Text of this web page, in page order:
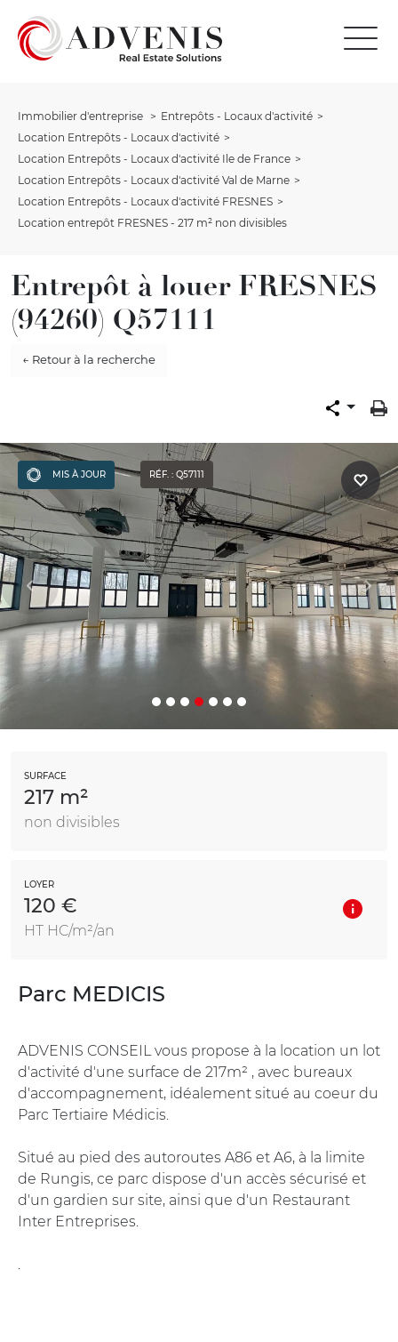
Immobilier d'entreprise
Entrepôts - Locaux d'activité
Location Entrepôts - Locaux d'activité
Location Entrepôts - Locaux d'activité Ile de France
Location Entrepôts - Locaux d'activité Val de Marne
Location Entrepôts - Locaux d'activité FRESNES
Location entrepôt FRESNES - 217 m² non divisibles
Entrepôt à louer FRESNES
(94260) Q57111
← Retour à la recherche
MIS À JOUR RÉF. : Q57111
SURFACE
217 m²
non divisibles
LOYER
120 €
HT HC/m²/an
Parc MEDICIS
ADVENIS CONSEIL vous propose à la location un lot
d'activité d'une surface de 217m² , avec bureaux
d'accompagnement, idéalement situé au coeur du
Parc Tertiaire Médicis.
Situé au pied des autoroutes A86 et A6, à la limite
de Rungis, ce parc dispose d'un accès sécurisé et
d'un gardien sur site, ainsi que d'un Restaurant
Inter Entreprises.
.